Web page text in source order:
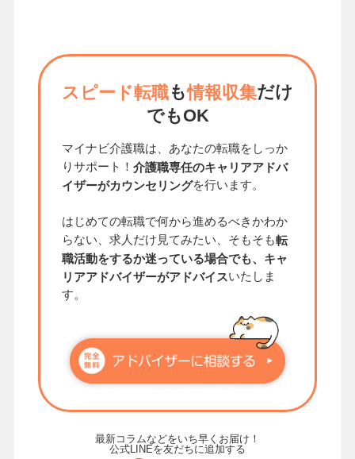
スピード転職も情報収集だけ
でもOK
マイナビ介護職は、あなたの転職をしっか
りサポート！ 介護職専任のキャリアアドバ
イザーがカウンセリングを行います。
はじめての転職で何から進めるべきかわか
らない、求人だけ見てみたい、そもそも転
職活動をするか迷っている場合でも、キャ
リアアドバイザーがアドバイスいたしま
す。
最新コラムなどをいち早くお届け！
公式LINEを友だちに追加する